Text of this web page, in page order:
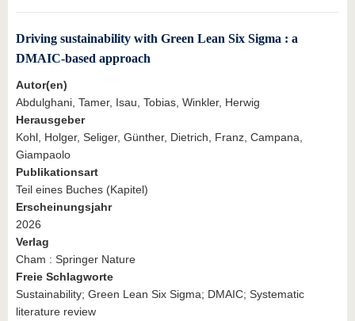
Driving sustainability with Green Lean Six Sigma : a
DMAIC-based approach
Autor(en)
Abdulghani, Tamer, Isau, Tobias, Winkler, Herwig
Herausgeber
Kohl, Holger, Seliger, Günther, Dietrich, Franz, Campana,
Giampaolo
Publikationsart
Teil eines Buches (Kapitel)
Erscheinungsjahr
2026
Verlag
Cham : Springer Nature
Freie Schlagworte
Sustainability; Green Lean Six Sigma; DMAIC; Systematic
literature review